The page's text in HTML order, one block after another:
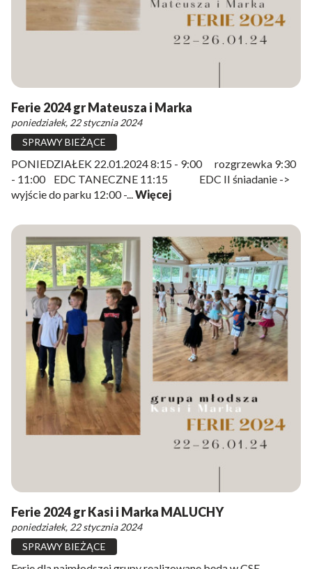
Ferie 2024 gr Mateusza i Marka
poniedziałek, 22 stycznia 2024
SPRAWY BIEŻĄCE
PONIEDZIAŁEK 22.01.2024 8:15 - 9:00 rozgrzewka 9:30
- 11:00 EDC TANECZNE 11:15 EDC II śniadanie ->
wyjście do parku 12:00 -... Więcej
Ferie 2024 gr Kasi i Marka MALUCHY
poniedziałek, 22 stycznia 2024
SPRAWY BIEŻĄCE